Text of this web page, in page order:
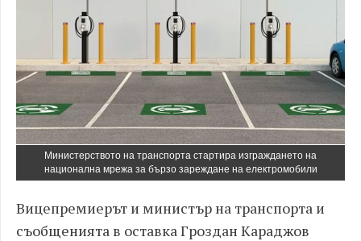
Министерството на транспорта стартира изграждането на
национална мрежа за бързо зареждане на електромобили
Вицепремиерът и министър на транспорта и
съобщенията в оставка Гроздан Караджов